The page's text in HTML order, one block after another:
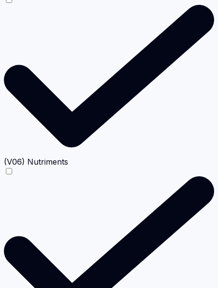
(V06) Nutriments